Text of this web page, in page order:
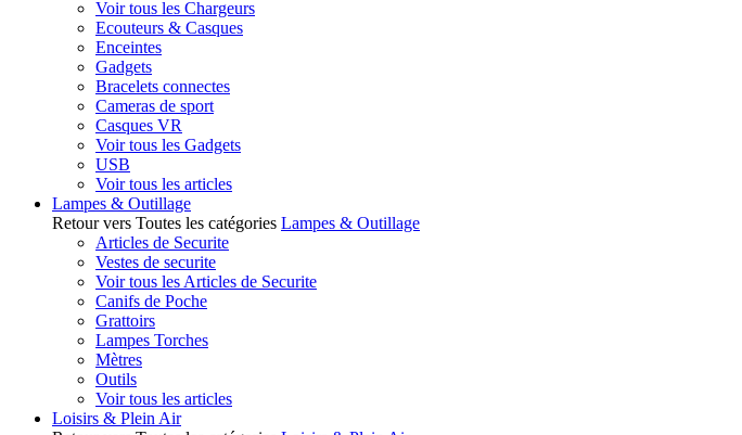
Voir tous les Chargeurs
Ecouteurs & Casques
Enceintes
Gadgets
Bracelets connectes
Cameras de sport
Casques VR
Voir tous les Gadgets
USB
Voir tous les articles
Lampes & Outillage
Retour vers Toutes les catégories Lampes & Outillage
Articles de Securite
Vestes de securite
Voir tous les Articles de Securite
Canifs de Poche
Grattoirs
Lampes Torches
Mètres
Outils
Voir tous les articles
Loisirs & Plein Air